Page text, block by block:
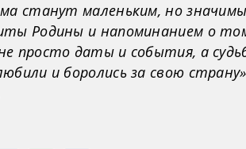
станут маленьким, но
Родины и напоминанием о
просто даты и события, а
и боролись за свою страну»